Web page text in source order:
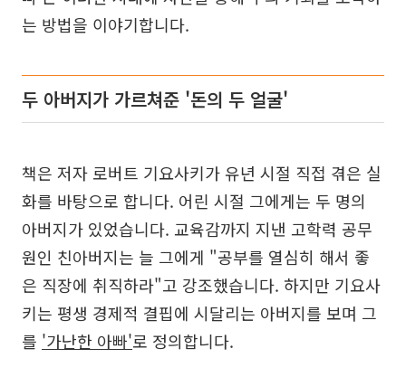
는 방법을 이야기합니다.
두 아버지가 가르쳐준 '돈의 두 얼굴'
책은 저자 로버트 기요사키가 유년 시절 직접 겪은 실
화를 바탕으로 합니다. 어린 시절 그에게는 두 명의
아버지가 있었습니다. 교육감까지 지낸 고학력 공무
원인 친아버지는 늘 그에게 "공부를 열심히 해서 좋
은 직장에 취직하라"고 강조했습니다. 하지만 기요사
키는 평생 경제적 결핍에 시달리는 아버지를 보며 그
를 '가난한 아빠'로 정의합니다.